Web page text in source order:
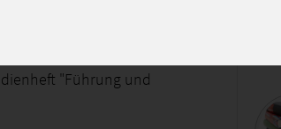
"Führung und